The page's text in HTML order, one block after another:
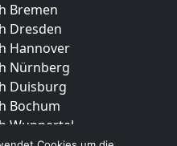
Bremen
Dresden
Hannover
Nürnberg
Duisburg
Bochum
Wuppertal